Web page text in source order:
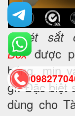
•Két sắt
Boxđược
bóng, mịn
gỉ. Đặc biệt
dùng cho